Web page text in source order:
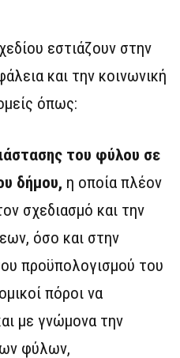
εστιάζουν στην
και την κοινωνική
όπως:
του φύλου σε
δήμου, η οποία πλέον
σχεδιασμό και την
όσο και στην
προϋπολογισμού του
πόροι να
με γνώμονα την
φύλων,